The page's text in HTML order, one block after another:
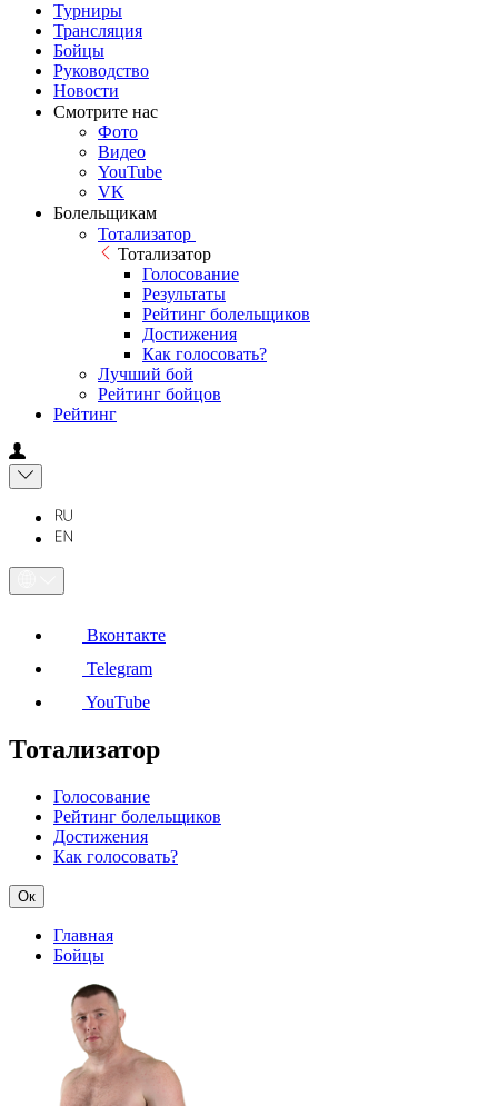
Турниры
Трансляция
Бойцы
Руководство
Новости
Смотрите нас
Фото
Видео
YouTube
VK
Болельщикам
Тотализатор
Тотализатор
Голосование
Результаты
Рейтинг болельщиков
Достижения
Как голосовать?
Лучший бой
Рейтинг бойцов
Рейтинг
Вконтакте
Telegram
YouTube
Тотализатор
Голосование
Рейтинг болельщиков
Достижения
Как голосовать?
Ок
Главная
Бойцы